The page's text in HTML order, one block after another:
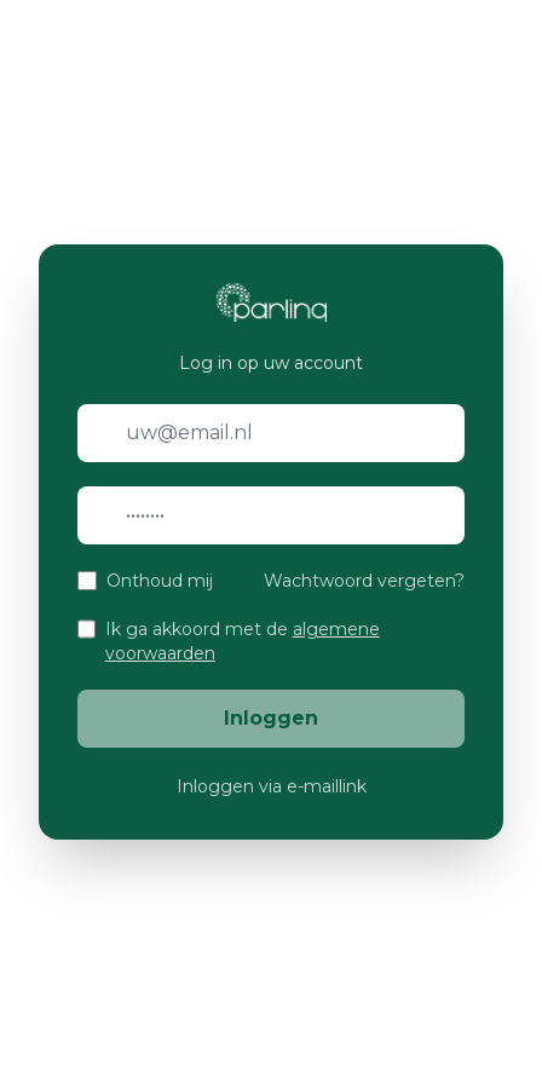
Log in op uw account
Onthoud mij Wachtwoord vergeten?
Ik ga akkoord met de algemene
voorwaarden
Inloggen
Inloggen via e-maillink